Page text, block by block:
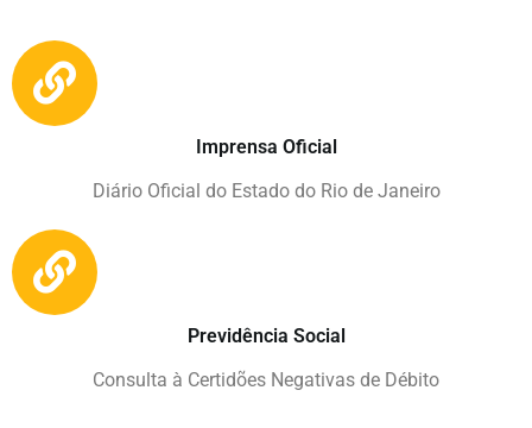
Imprensa Oficial
Diário Oficial do Estado do Rio de Janeiro
Previdência Social
Consulta à Certidões Negativas de Débito